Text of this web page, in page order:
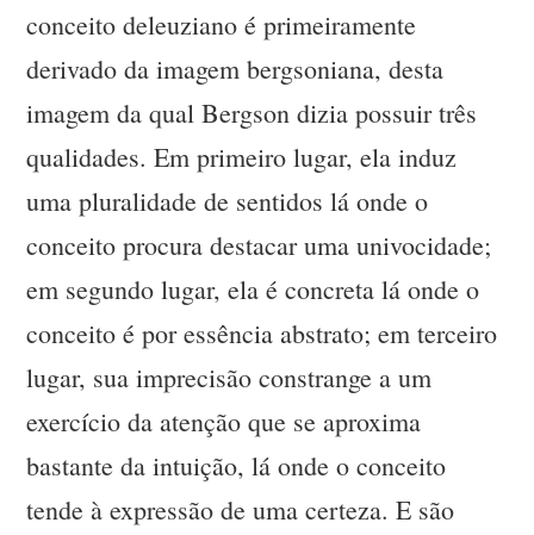
conceito deleuziano é primeiramente
derivado da imagem bergsoniana, desta
imagem da qual Bergson dizia possuir três
qualidades. Em primeiro lugar, ela induz
uma pluralidade de sentidos lá onde o
conceito procura destacar uma univocidade;
em segundo lugar, ela é concreta lá onde o
conceito é por essência abstrato; em terceiro
lugar, sua imprecisão constrange a um
exercício da atenção que se aproxima
bastante da intuição, lá onde o conceito
tende à expressão de uma certeza. E são